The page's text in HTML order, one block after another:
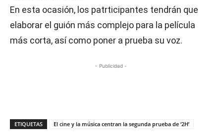
En esta ocasión, los patrticipantes tendrán que
elaborar el guión más complejo para la película
más corta, así como poner a prueba su voz.
- Publicidad -
ETIQUETAS El cine y la música centran la segunda prueba de ‘2H’